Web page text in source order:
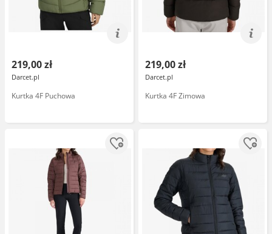
219,00 zł
Darcet.pl
Kurtka 4F Puchowa
219,00 zł
Darcet.pl
Kurtka 4F Zimowa